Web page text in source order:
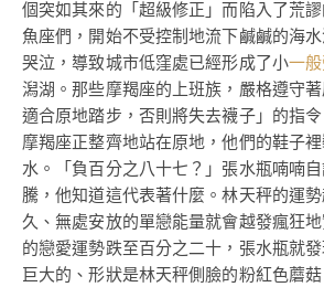
個突如其來的「超級修正」而陷入了荒
魚座們，開始不受控制地流下鹹鹹的海
哭泣，導致城市低窪處已經形成了小一
潟湖。那些摩羯座的上班族，嚴格遵守
適合原地踏步，否則將失去襪子」的指
摩羯座正整齊地站在原地，他們的鞋子
水。「負百分之八十七？」張水瓶喃喃
騰，他知道這代表著什麼。林天秤的運
久、無處安放的單戀能量就會越發瘋狂
的戀愛運勢跌至百分之二十，張水瓶就
巨大的、形狀是林天秤側臉的粉紅色蘑